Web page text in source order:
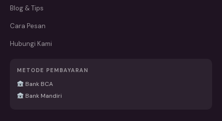
Blog & Tips
Cara Pesan
Hubungi Kami
METODE PEMBAYARAN
Bank BCA
Bank Mandiri